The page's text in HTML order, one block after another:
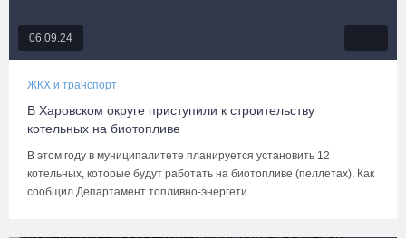
06.09.24
ЖКХ и транспорт
В Харовском округе приступили к строительству
котельных на биотопливе
В этом году в муниципалитете планируется установить 12
котельных, которые будут работать на биотопливе (пеллетах). Как
сообщил Департамент топливно-энергети...